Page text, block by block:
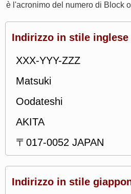
è l'acronimo del numero di Block
Indirizzo in stile inglese
XXX-YYY-ZZZ
Matsuki
Oodateshi
AKITA
〒017-0052 JAPAN
Indirizzo in stile